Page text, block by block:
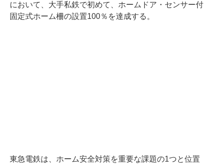
において、大手私鉄で初めて、ホームドア・センサー付
固定式ホーム柵の設置100％を達成する。
東急電鉄は、ホーム安全対策を重要な課題の1つと位置